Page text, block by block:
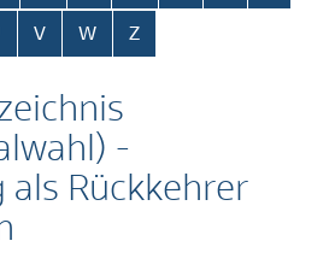
V W Z
-
als Rückkehrer